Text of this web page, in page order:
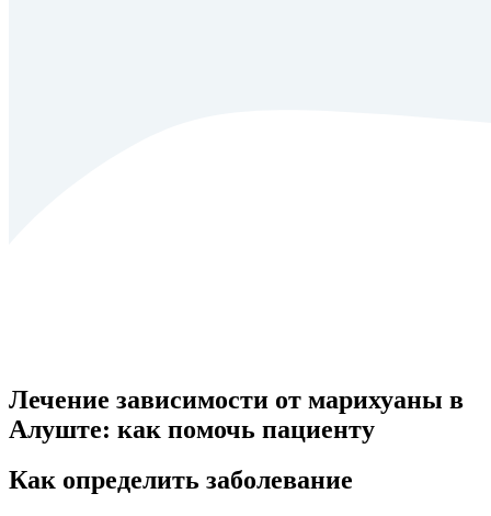
Лечение зависимости от марихуаны в
Алуште: как помочь пациенту
Как определить заболевание